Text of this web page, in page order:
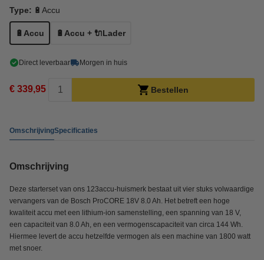
Type: 🔋Accu
🔋Accu 🔋Accu + 🔌Lader
Direct leverbaar Morgen in huis
€ 339,95 Bestellen
OmschrijvingSpecificaties
Omschrijving
Deze starterset van ons 123accu-huismerk bestaat uit vier stuks volwaardige
vervangers van de Bosch ProCORE 18V 8.0 Ah. Het betreft een hoge
kwaliteit accu met een lithium-ion samenstelling, een spanning van 18 V,
een capaciteit van 8.0 Ah, en een vermogenscapaciteit van circa 144 Wh.
Hiermee levert de accu hetzelfde vermogen als een machine van 1800 watt
met snoer.